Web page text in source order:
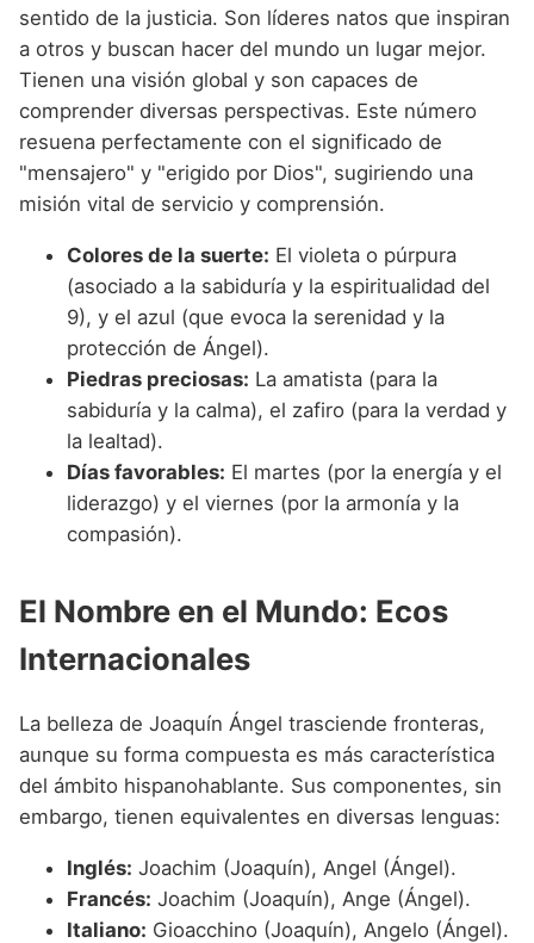
sentido de la justicia. Son líderes natos que inspiran
a otros y buscan hacer del mundo un lugar mejor.
Tienen una visión global y son capaces de
comprender diversas perspectivas. Este número
resuena perfectamente con el significado de
"mensajero" y "erigido por Dios", sugiriendo una
misión vital de servicio y comprensión.
Colores de la suerte: El violeta o púrpura
(asociado a la sabiduría y la espiritualidad del
9), y el azul (que evoca la serenidad y la
protección de Ángel).
Piedras preciosas: La amatista (para la
sabiduría y la calma), el zafiro (para la verdad y
la lealtad).
Días favorables: El martes (por la energía y el
liderazgo) y el viernes (por la armonía y la
compasión).
El Nombre en el Mundo: Ecos
Internacionales
La belleza de Joaquín Ángel trasciende fronteras,
aunque su forma compuesta es más característica
del ámbito hispanohablante. Sus componentes, sin
embargo, tienen equivalentes en diversas lenguas:
Inglés: Joachim (Joaquín), Angel (Ángel).
Francés: Joachim (Joaquín), Ange (Ángel).
Italiano: Gioacchino (Joaquín), Angelo (Ángel).